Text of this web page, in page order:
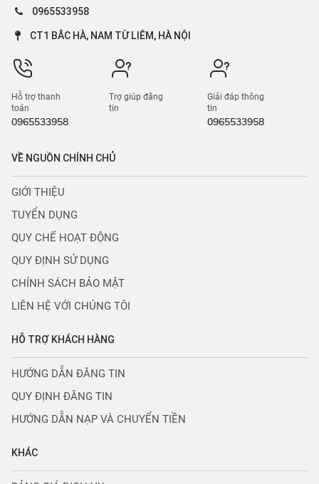
0965533958
CT1 BẮC HÀ, NAM TỪ LIÊM, HÀ NỘI
Hỗ trợ thanh
toán
0965533958
Trợ giúp đăng
tin
Giải đáp thông
tin
0965533958
VỀ NGUỒN CHÍNH CHỦ
GIỚI THIỆU
TUYỂN DỤNG
QUY CHẾ HOẠT ĐỘNG
QUY ĐỊNH SỬ DỤNG
CHÍNH SÁCH BẢO MẬT
LIÊN HỆ VỚI CHÚNG TÔI
HỖ TRỢ KHÁCH HÀNG
HƯỚNG DẪN ĐĂNG TIN
QUY ĐỊNH ĐĂNG TIN
HƯỚNG DẪN NẠP VÀ CHUYỂN TIỀN
KHÁC